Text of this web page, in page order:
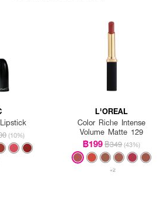
(10%)
L'OREAL
Color Riche Intense
Volume Matte 129
฿199฿349 (43%)
+2